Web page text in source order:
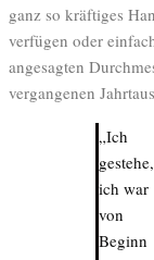
ganz so kräftiges
verfügen oder
angesagten
vergangenen
„Ich
gestehe,
ich war
von
Beginn